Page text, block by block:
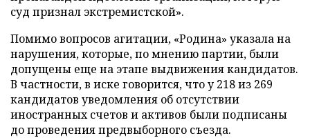
суд признал экстремистской».
Помимо вопросов агитации, «Родина» указала на
нарушения, которые, по мнению партии, были
допущены еще на этапе выдвижения кандидатов.
В частности, в иске говорится, что у 218 из 269
кандидатов уведомления об отсутствии
иностранных счетов и активов были подписаны
до проведения предвыборного съезда.